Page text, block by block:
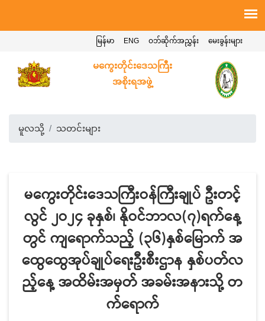
မေးခွန်းများ
ဝဘ်ဆိုက်အညွှန်း
ENG
မြန်မာ
မကွေးတိုင်းဒေသကြီး
အစိုးရအဖွဲ့
မူလသို့ သတင်းများ
မကွေးတိုင်းဒေသကြီးဝန်ကြီးချုပ် ဦးတင့်
လွင် ၂ဝ၂၄ ခုနှစ်၊ နိုဝင်ဘာလ(၇)ရက်နေ့
တွင် ကျရောက်သည့် (၃၆)နှစ်မြောက် အ
ထွေထွေအုပ်ချုပ်ရေးဦးစီးဌာန နှစ်ပတ်လ
ည့်နေ့ အထိမ်းအမှတ် အခမ်းအနားသို့ တ
က်ရောက်